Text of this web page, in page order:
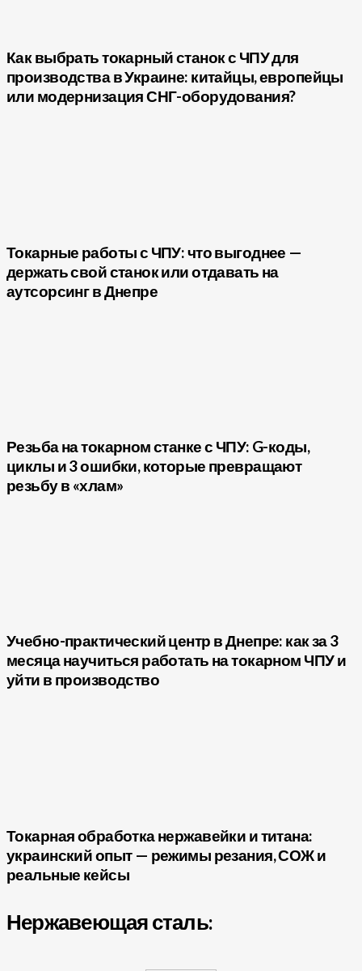
Как выбрать токарный станок с ЧПУ для
производства в Украине: китайцы, европейцы
или модернизация СНГ-оборудования?
Токарные работы с ЧПУ: что выгоднее —
держать свой станок или отдавать на
аутсорсинг в Днепре
Резьба на токарном станке с ЧПУ: G-коды,
циклы и 3 ошибки, которые превращают
резьбу в «хлам»
Учебно-практический центр в Днепре: как за 3
месяца научиться работать на токарном ЧПУ и
уйти в производство
Токарная обработка нержавейки и титана:
украинский опыт — режимы резания, СОЖ и
реальные кейсы
Нержавеющая сталь: